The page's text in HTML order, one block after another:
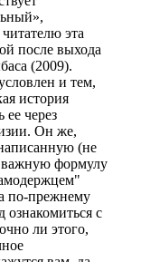
эта
после выхода
(2009).
и тем,
история
ее через
Он же,
(не
формулу
по-прежнему
ознакомиться с
ли этого,